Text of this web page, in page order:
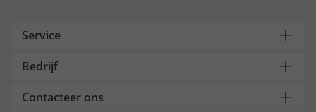
Service
Bedrijf
Contacteer ons